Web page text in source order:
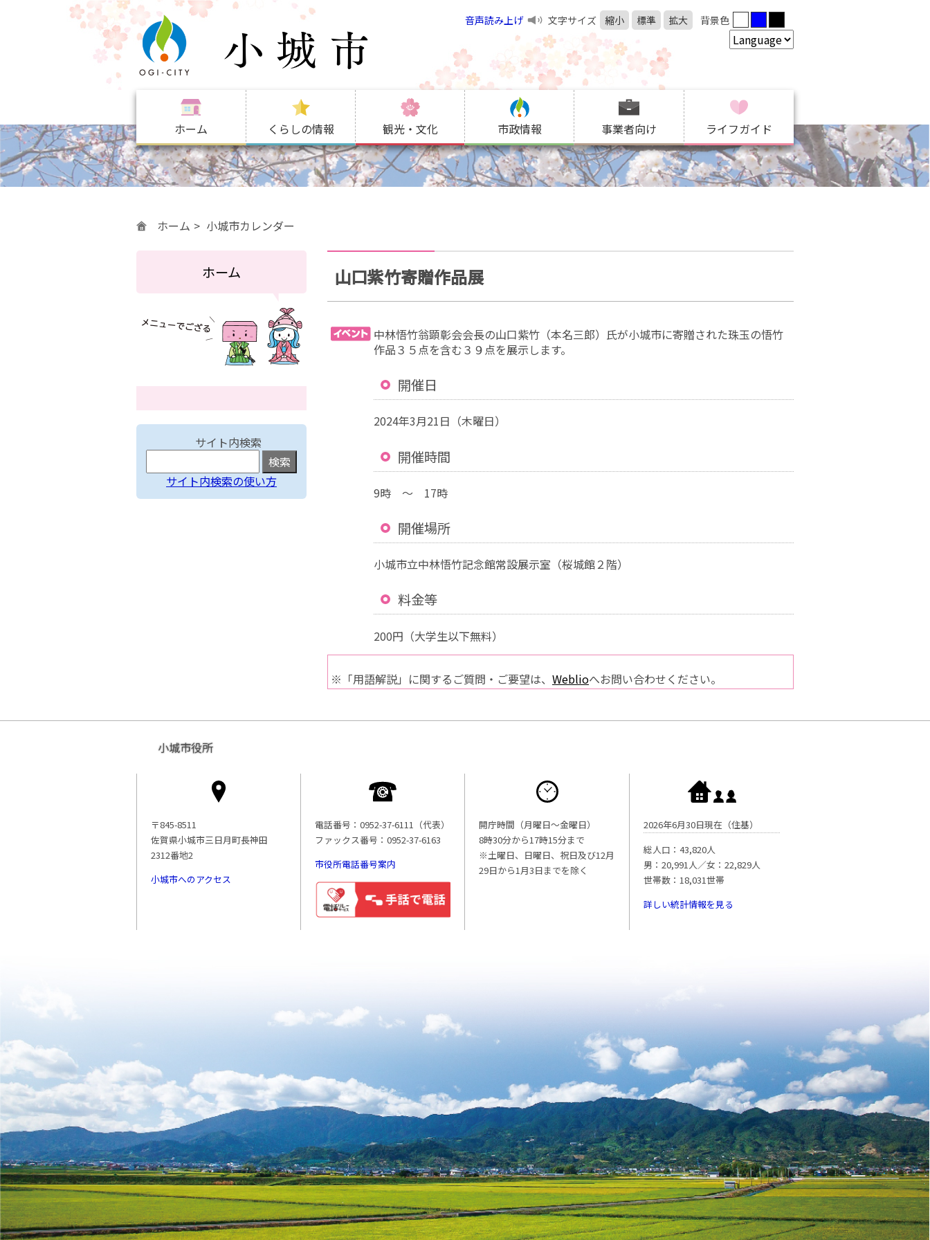
音声読み上げ 文字サイズ 縮小 標準 拡大 背景色
ホーム くらしの情報 観光・文化 市政情報 事業者向け ライフガイド
ホーム 小城市カレンダー
山口紫竹寄贈作品展
中林悟竹翁顕彰会会長の山口紫竹（本名三郎）氏が小城市に寄贈された珠玉の悟竹
作品３５点を含む３９点を展示します。
開催日
2024年3月21日（木曜日）
開催時間
9時 ～ 17時
開催場所
小城市立中林悟竹記念館常設展示室（桜城館２階）
料金等
200円（大学生以下無料）
※「用語解説」に関するご質問・ご要望は、 Weblioへお問い合わせください。
ホーム
サイト内検索
サイト内検索の使い方
小城市役所
〒845-8511
佐賀県小城市三日月町長神田
2312番地2
小城市へのアクセス
電話番号：0952-37-6111（代表）
ファックス番号：0952-37-6163
市役所電話番号案内
開庁時間（月曜日〜金曜日）
8時30分から17時15分まで
※土曜日、日曜日、祝日及び12月
29日から1月3日までを除く
2026年6月30日現在（住基）
総人口：43,820人
男：20,991人／女：22,829人
世帯数：18,031世帯
詳しい統計情報を見る